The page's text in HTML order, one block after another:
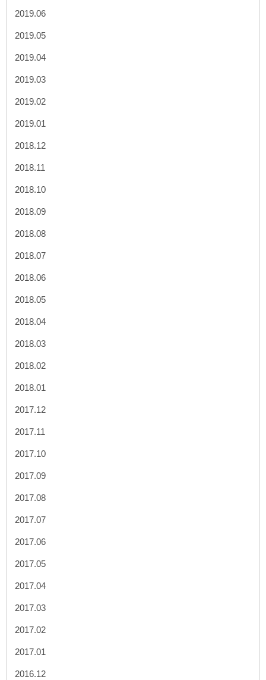
2019.06
2019.05
2019.04
2019.03
2019.02
2019.01
2018.12
2018.11
2018.10
2018.09
2018.08
2018.07
2018.06
2018.05
2018.04
2018.03
2018.02
2018.01
2017.12
2017.11
2017.10
2017.09
2017.08
2017.07
2017.06
2017.05
2017.04
2017.03
2017.02
2017.01
2016.12